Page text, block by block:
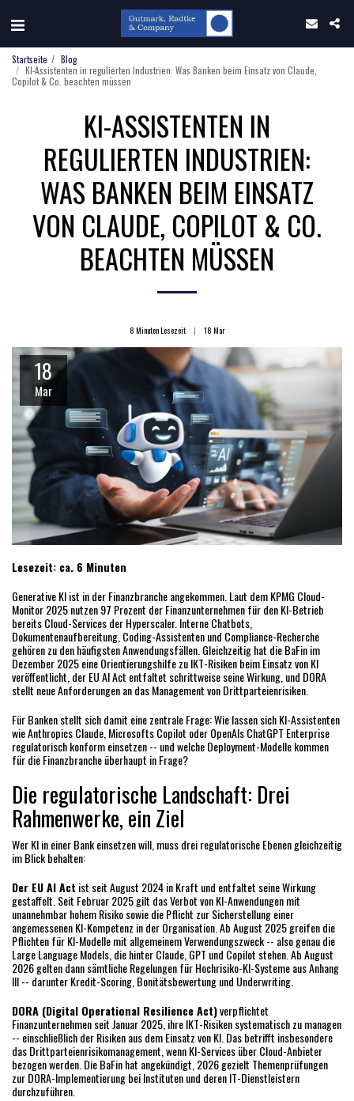
Startseite
Blog
KI-Assistenten in regulierten Industrien: Was Banken beim Einsatz von Claude,
Copilot & Co. beachten müssen
KI-ASSISTENTEN IN
REGULIERTEN INDUSTRIEN:
WAS BANKEN BEIM EINSATZ
VON CLAUDE, COPILOT & CO.
BEACHTEN MÜSSEN
8 Minuten Lesezeit 18 Mar
18
Mar
Lesezeit: ca. 6 Minuten
Generative KI ist in der Finanzbranche angekommen. Laut dem KPMG Cloud-
Monitor 2025 nutzen 97 Prozent der Finanzunternehmen für den KI-Betrieb
bereits Cloud-Services der Hyperscaler. Interne Chatbots,
Dokumentenaufbereitung, Coding-Assistenten und Compliance-Recherche
gehören zu den häufigsten Anwendungsfällen. Gleichzeitig hat die BaFin im
Dezember 2025 eine Orientierungshilfe zu IKT-Risiken beim Einsatz von KI
veröffentlicht, der EU AI Act entfaltet schrittweise seine Wirkung, und DORA
stellt neue Anforderungen an das Management von Drittparteienrisiken.
Für Banken stellt sich damit eine zentrale Frage: Wie lassen sich KI-Assistenten
wie Anthropics Claude, Microsofts Copilot oder OpenAIs ChatGPT Enterprise
regulatorisch konform einsetzen -- und welche Deployment-Modelle kommen
für die Finanzbranche überhaupt in Frage?
Die regulatorische Landschaft: Drei
Rahmenwerke, ein Ziel
Wer KI in einer Bank einsetzen will, muss drei regulatorische Ebenen gleichzeitig
im Blick behalten:
Der EU AI Act ist seit August 2024 in Kraft und entfaltet seine Wirkung
gestaffelt. Seit Februar 2025 gilt das Verbot von KI-Anwendungen mit
unannehmbar hohem Risiko sowie die Pflicht zur Sicherstellung einer
angemessenen KI-Kompetenz in der Organisation. Ab August 2025 greifen die
Pflichten für KI-Modelle mit allgemeinem Verwendungszweck -- also genau die
Large Language Models, die hinter Claude, GPT und Copilot stehen. Ab August
2026 gelten dann sämtliche Regelungen für Hochrisiko-KI-Systeme aus Anhang
III -- darunter Kredit-Scoring, Bonitätsbewertung und Underwriting.
DORA (Digital Operational Resilience Act)verpflichtet
Finanzunternehmen seit Januar 2025, ihre IKT-Risiken systematisch zu managen
-- einschließlich der Risiken aus dem Einsatz von KI. Das betrifft insbesondere
das Drittparteienrisikomanagement, wenn KI-Services über Cloud-Anbieter
bezogen werden. Die BaFin hat angekündigt, 2026 gezielt Themenprüfungen
zur DORA-Implementierung bei Instituten und deren IT-Dienstleistern
durchzuführen.